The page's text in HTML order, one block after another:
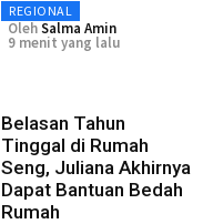
REGIONAL
OlehSalma Amin
9 menit yang lalu
Belasan Tahun
Tinggal di Rumah
Seng, Juliana Akhirnya
Dapat Bantuan Bedah
Rumah